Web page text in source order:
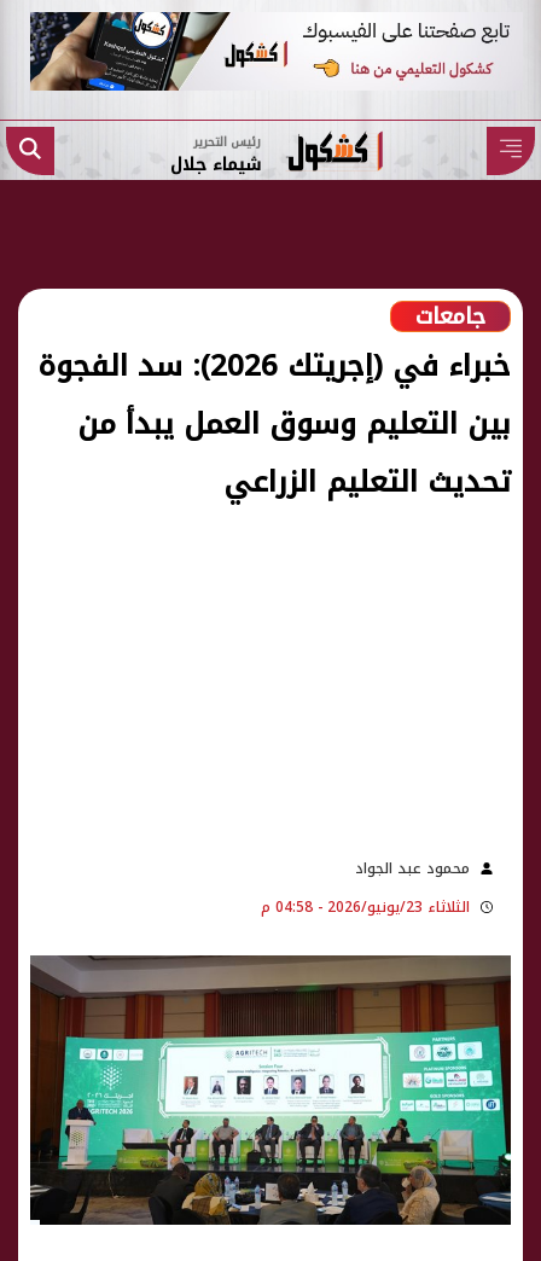
رئيس التحرير
شيماء جلال
جامعات
خبراء في (إجريتك 2026): سد الفجوة
بين التعليم وسوق العمل يبدأ من
تحديث التعليم الزراعي
محمود عبد الجواد
الثلاثاء 23/يونيو/2026 - 04:58 م